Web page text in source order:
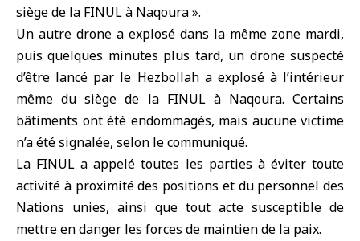
siège de la FINUL à Naqoura ».
Un autre drone a explosé dans la même zone mardi,
puis quelques minutes plus tard, un drone suspecté
d’être lancé par le Hezbollah a explosé à l’intérieur
même du siège de la FINUL à Naqoura. Certains
bâtiments ont été endommagés, mais aucune victime
n’a été signalée, selon le communiqué.
La FINUL a appelé toutes les parties à éviter toute
activité à proximité des positions et du personnel des
Nations unies, ainsi que tout acte susceptible de
mettre en danger les forces de maintien de la paix.